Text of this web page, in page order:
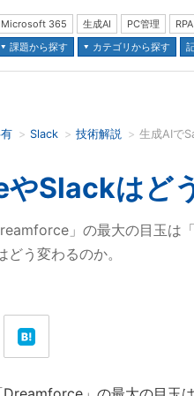
Microsoft 365 生成AI PC管理
課題から探す
カテゴリから探す
Slack 技術解説 生成AIで
Slackはど
」の最大の目玉は
う変わるのか。